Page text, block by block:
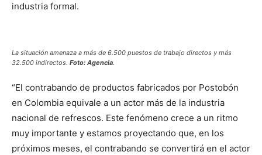
industria formal.
La situación amenaza a más de 6.500 puestos de trabajo directos y más
32.500 indirectos. Foto: Agencia.
“El contrabando de productos fabricados por Postobón
en Colombia equivale a un actor más de la industria
nacional de refrescos. Este fenómeno crece a un ritmo
muy importante y estamos proyectando que, en los
próximos meses, el contrabando se convertirá en el actor